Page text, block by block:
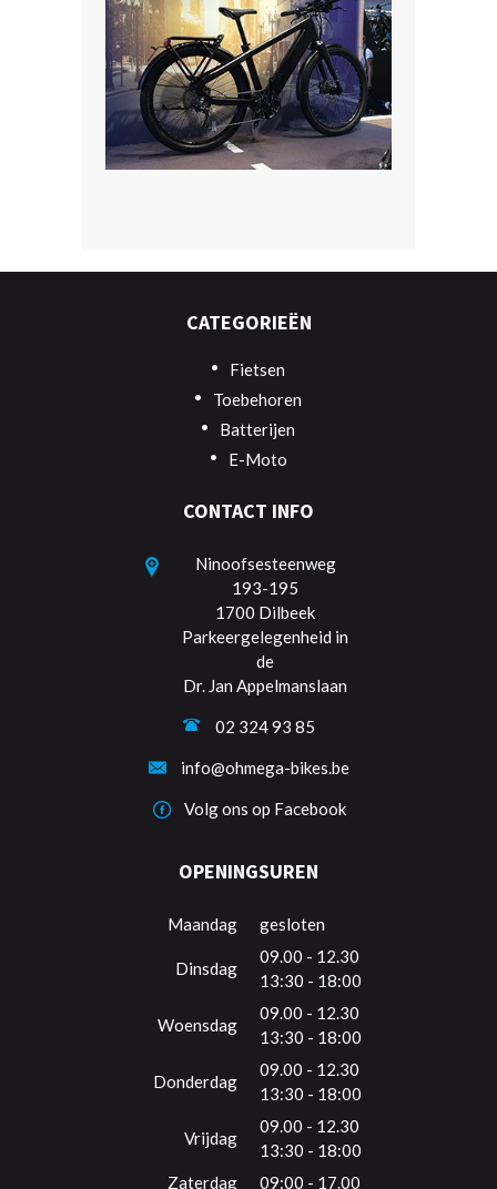
CATEGORIEËN
Fietsen
Toebehoren
Batterijen
E-Moto
CONTACT INFO
Ninoofsesteenweg
193-195
1700 Dilbeek
Parkeergelegenheid in
de
Dr. Jan Appelmanslaan
02 324 93 85
info@ohmega-bikes.be
Volg ons op Facebook
OPENINGSUREN
Maandag gesloten
Dinsdag
09.00 - 12.30
13:30 - 18:00
Woensdag
09.00 - 12.30
13:30 - 18:00
Donderdag
09.00 - 12.30
13:30 - 18:00
Vrijdag
09.00 - 12.30
13:30 - 18:00
Zaterdag
09:00 - 17.00